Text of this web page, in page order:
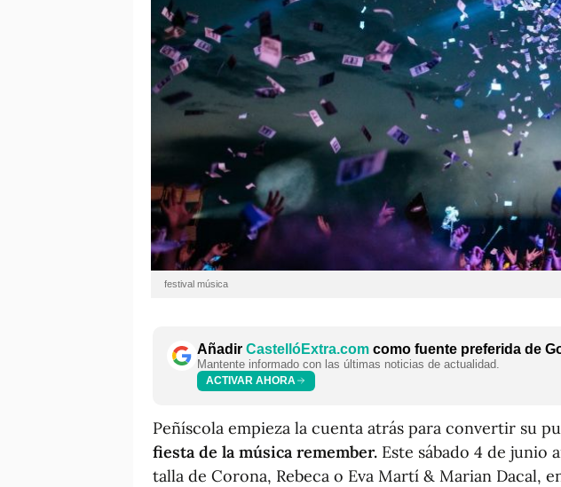
festival música
Añadir CastellóExtra.com como fuente preferida de
Mantente informado con las últimas noticias de actualidad.
ACTIVAR AHORA
Peñíscola empieza la cuenta atrás para convertir su
fiesta de la música remember. Este sábado 4 de junio
talla de Corona, Rebeca o Eva Martí & Marian Dacal,